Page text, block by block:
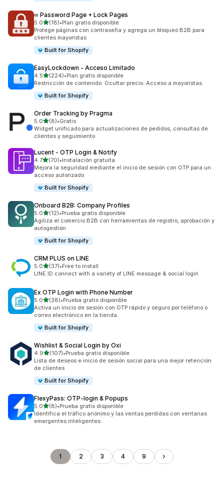
∞ Password Page + Lock Pages
5.0de 5 estrellas
(18)
18 reseñas en total
•Plan gratis disponible
Protege páginas con contraseña y agrega un bloqueo B2B para
clientes mayoristas
Built for Shopify
EasyLockdown ‑ Acceso Limitado
4.5de 5 estrellas
(224)
224 reseñas en total
•Plan gratis disponible
Restricción de contenido. Ocultar precio. Acceso a mayoristas.
Built for Shopify
Order Tracking by Pragma
5.0de 5 estrellas
(8)
8 reseñas en total
•Gratis
Widget unificado para actualizaciones de pedidos, consultas de
clientes y seguimiento
Lucent ‑ OTP Login & Notify
4.7de 5 estrellas
(70)
70 reseñas en total
•Instalación gratuita
Mejora la seguridad mediante el inicio de sesión con OTP para un
acceso autorizado
Built for Shopify
Onboard B2B: Company Profiles
5.0de 5 estrellas
(12)
12 reseñas en total
•Prueba gratis disponible
Agiliza el comercio B2B con herramientas de registro, aprobación y
autogestión
Built for Shopify
CRM PLUS on LINE
5.0de 5 estrellas
(37)
37 reseñas en total
•Free to install
LINE ID connect with a variety of LINE message & social login
Ex OTP Login with Phone Number
5.0de 5 estrellas
(38)
38 reseñas en total
•Prueba gratis disponible
Activa un inicio de sesión con OTP rápido y seguro por teléfono o
correo electrónico en la tienda.
Built for Shopify
Wishlist & Social Login by Oxi
4.9de 5 estrellas
(107)
107 reseñas en total
•Prueba gratis disponible
Lista de deseos e inicio de sesión social para una mejor retención
de clientes
Built for Shopify
FlexyPass: OTP‑login & Popups
5.0de 5 estrellas
(8)
8 reseñas en total
•Prueba gratis disponible
Identifica el tráfico anónimo y las ventas perdidas con ventanas
emergentes inteligentes.
1 2 3 4 9